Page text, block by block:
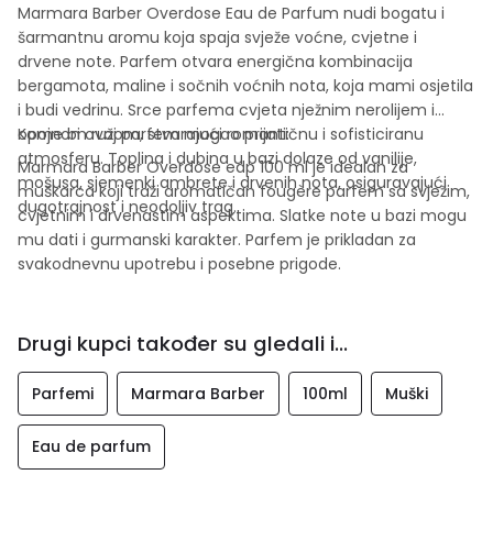
Marmara Barber Overdose Eau de Parfum nudi bogatu i
šarmantnu aromu koja spaja svježe voćne, cvjetne i
drvene note. Parfem otvara energična kombinacija
bergamota, maline i sočnih voćnih nota, koja mami osjetila
i budi vedrinu. Srce parfema cvjeta nježnim nerolijem i
opojnom ružom, stvarajući romantičnu i sofisticiranu
atmosferu. Toplina i dubina u bazi dolaze od vanilije,
mošusa, sjemenki ambrete i drvenih nota, osiguravajući
dugotrajnost i neodoljiv trag.
Kome bi ovaj parfem mogao prijati:
Marmara Barber Overdose edp 100 ml je idealan za
muškarca koji traži aromatičan fougère parfem sa svježim,
cvjetnim i drvenastim aspektima. Slatke note u bazi mogu
mu dati i gurmanski karakter. Parfem je prikladan za
svakodnevnu upotrebu i posebne prigode.
Drugi kupci također su gledali i...
Parfemi Marmara Barber 100ml Muški
Eau de parfum